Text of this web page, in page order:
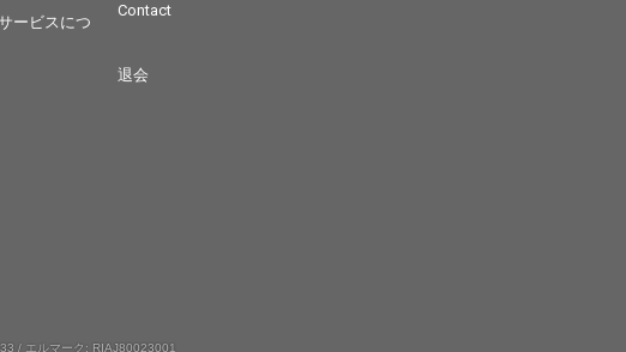
ービスにつ
Contact
退会
/ エルマーク: RIAJ80023001